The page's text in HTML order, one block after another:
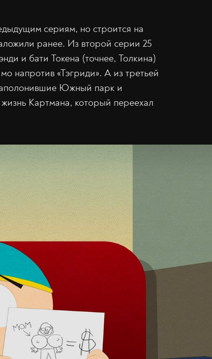
сериям, но строится на
ранее. Из второй серии 25
и бати Токена (точнее, Толкина)
напротив «Тэгриди». А из третьей
Южный парк и
Картмана, который переехал